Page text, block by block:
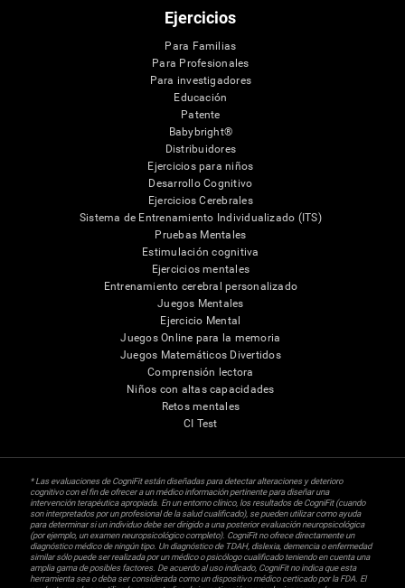
Ejercicios
Para Familias
Para Profesionales
Para investigadores
Educación
Patente
Babybright®
Distribuidores
Ejercicios para niños
Desarrollo Cognitivo
Ejercicios Cerebrales
Sistema de Entrenamiento Individualizado (ITS)
Pruebas Mentales
Estimulación cognitiva
Ejercicios mentales
Entrenamiento cerebral personalizado
Juegos Mentales
Ejercicio Mental
Juegos Online para la memoria
Juegos Matemáticos Divertidos
Comprensión lectora
Niños con altas capacidades
Retos mentales
CI Test
* Las evaluaciones de CogniFit están diseñadas para detectar alteraciones y deterioro
cognitivo con el fin de ofrecer a un médico información pertinente para diseñar una
intervención terapéutica apropiada. En un entorno clínico, los resultados de CogniFit (cuando
son interpretados por un profesional de la salud cualificado), se pueden utilizar como ayuda
para determinar si un individuo debe ser dirigido a una posterior evaluación neuropsicológica
(por ejemplo, un examen neuropsicológico completo). CogniFit no ofrece directamente un
diagnóstico médico de ningún tipo. Un diagnóstico de TDAH, dislexia, demencia o enfermedad
similar sólo puede ser realizada por un médico o psicólogo cualificado teniendo en cuenta una
amplia gama de posibles factores. De acuerdo al uso indicado, CogniFit no indica que esta
herramienta sea o deba ser considerada como un dispositivo médico certicado por la FDA. El